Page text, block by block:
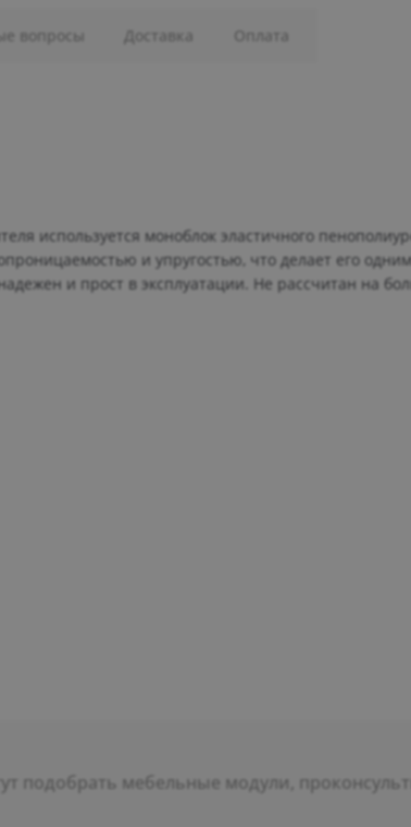
используется моноблок эластичного
и упругостью, что делает его
и прост в эксплуатации. Не рассчитан на
вопросы Доставка Оплата
подобрать мебельные модули,